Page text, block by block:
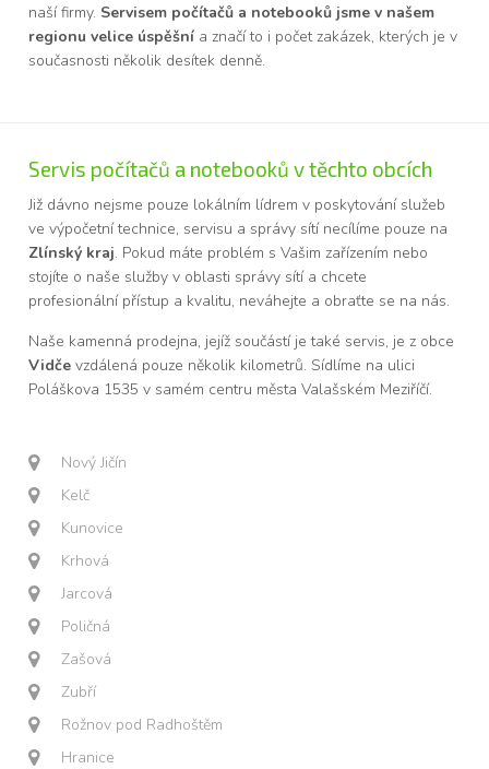
naší firmy. Servisem počítačů a notebooků jsme v našem
regionu velice úspěšní a značí to i počet zakázek, kterých je v
současnosti několik desítek denně.
Servis počítačů a notebooků v těchto obcích
Již dávno nejsme pouze lokálním lídrem v poskytování služeb
ve výpočetní technice, servisu a správy sítí necílíme pouze na
Zlínský kraj. Pokud máte problém s Vašim zařízením nebo
stojíte o naše služby v oblasti správy sítí a chcete
profesionální přístup a kvalitu, neváhejte a obraťte se na nás.
Naše kamenná prodejna, jejíž součástí je také servis, je z obce
Vidče vzdálená pouze několik kilometrů. Sídlíme na ulici
Poláškova 1535 v samém centru města Valašském Meziříčí.
Nový Jičín
Kelč
Kunovice
Krhová
Jarcová
Poličná
Zašová
Zubří
Rožnov pod Radhoštěm
Hranice